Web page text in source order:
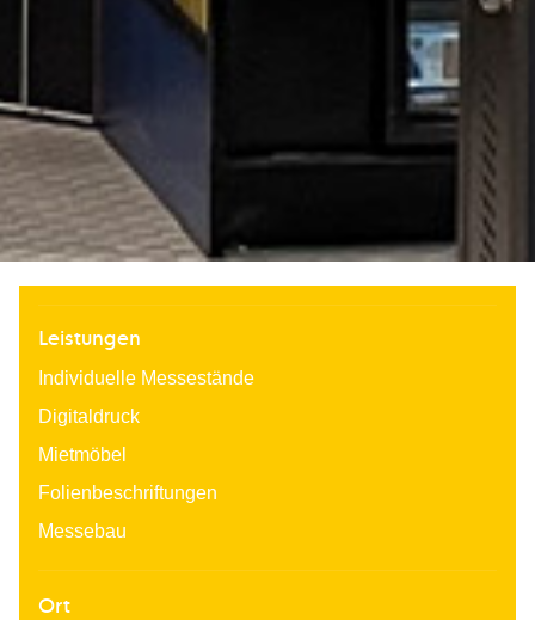
Leistungen
Individuelle Messestände
Digitaldruck
Mietmöbel
Folienbeschriftungen
Messebau
Ort